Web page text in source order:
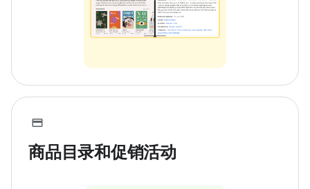
商品目录和促销活动